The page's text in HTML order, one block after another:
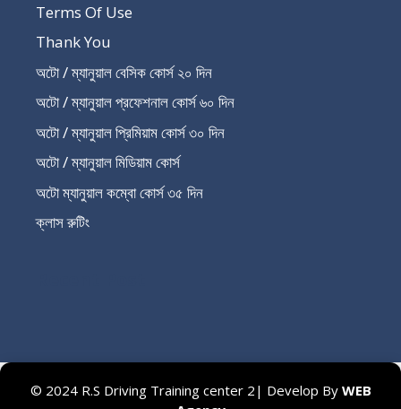
Terms Of Use
Thank You
অটো / ম্যানুয়াল বেসিক কোর্স ২০ দিন
অটো / ম্যানুয়াল প্রফেশনাল কোর্স ৬০ দিন
অটো / ম্যানুয়াল প্রিমিয়াম কোর্স ৩০ দিন
অটো / ম্যানুয়াল মিডিয়াম কোর্স
অটো ম্যানুয়াল কম্বো কোর্স ৩৫ দিন
ক্লাস রুটিং
© 2024 R.S Driving Training center 2| Develop By WEB